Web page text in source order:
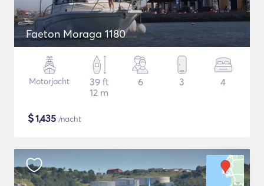
Faeton Moraga 1180
Motorjacht
39 ft
12 m
6 3 4
$1,435 /nacht